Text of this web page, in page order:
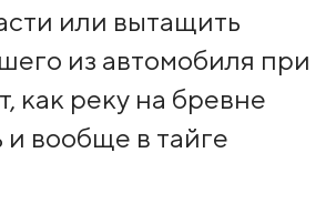
или вытащить
из автомобиля при
как реку на бревне
вообще в тайге